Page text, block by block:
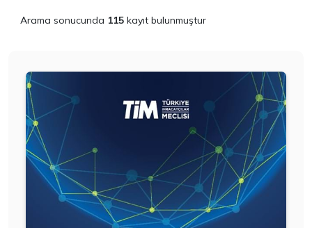
Arama sonucunda 115 kayıt bulunmuştur